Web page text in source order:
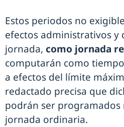
Estos periodos no
efectos administrativos y
jornada, como jornada
computarán como
a efectos del límite
redactado precisa que
podrán ser
jornada ordinaria.